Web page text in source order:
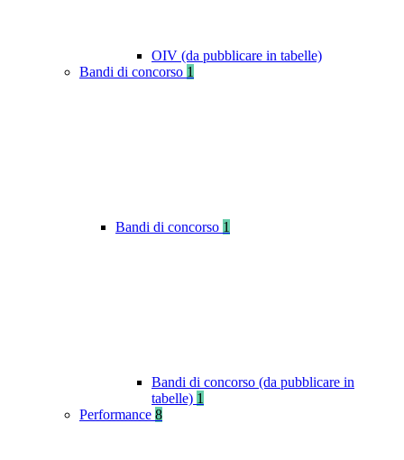
OIV (da pubblicare in tabelle)
Bandi di concorso 1
Bandi di concorso 1
Bandi di concorso (da pubblicare in
tabelle) 1
Performance 8